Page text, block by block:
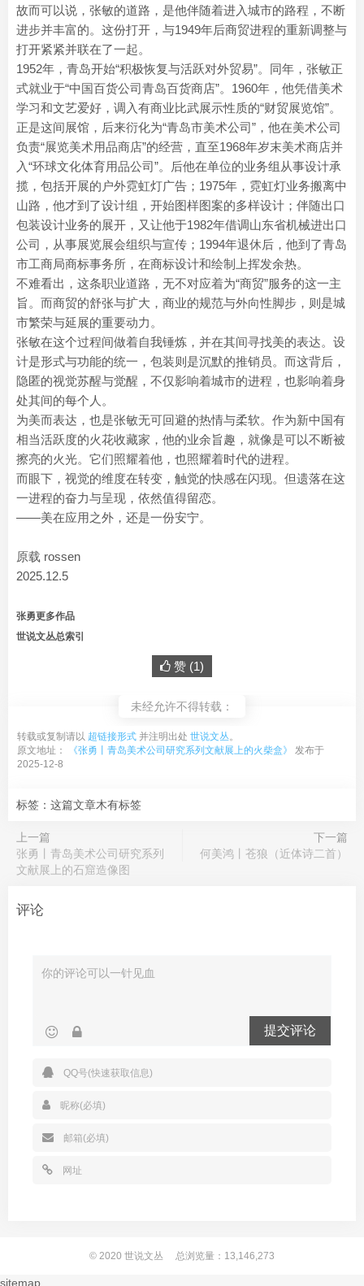
故而可以说，张敏的道路，是他伴随着进入城市的路程，不断
进步并丰富的。这份打开，与1949年后商贸进程的重新调整与
打开紧紧并联在了一起。
1952年，青岛开始“积极恢复与活跃对外贸易”。同年，张敏正
式就业于“中国百货公司青岛百货商店”。1960年，他凭借美术
学习和文艺爱好，调入有商业比武展示性质的“财贸展览馆”。
正是这间展馆，后来衍化为“青岛市美术公司”，他在美术公司
负责“展览美术用品商店”的经营，直至1968年岁末美术商店并
入“环球文化体育用品公司”。后他在单位的业务组从事设计承
揽，包括开展的户外霓虹灯广告；1975年，霓虹灯业务搬离中
山路，他才到了设计组，开始图样图案的多样设计；伴随出口
包装设计业务的展开，又让他于1982年借调山东省机械进出口
公司，从事展览展会组织与宣传；1994年退休后，他到了青岛
市工商局商标事务所，在商标设计和绘制上挥发余热。
不难看出，这条职业道路，无不对应着为“商贸”服务的这一主
旨。而商贸的舒张与扩大，商业的规范与外向性脚步，则是城
市繁荣与延展的重要动力。
张敏在这个过程间做着自我锤炼，并在其间寻找美的表达。设
计是形式与功能的统一，包装则是沉默的推销员。而这背后，
隐匿的视觉苏醒与觉醒，不仅影响着城市的进程，也影响着身
处其间的每个人。
为美而表达，也是张敏无可回避的热情与柔软。作为新中国有
相当活跃度的火花收藏家，他的业余旨趣，就像是可以不断被
擦亮的火光。它们照耀着他，也照耀着时代的进程。
而眼下，视觉的维度在转变，触觉的快感在闪现。但遗落在这
一进程的奋力与呈现，依然值得留恋。
——美在应用之外，还是一份安宁。
原载 rossen
2025.12.5
张勇更多作品
世说文丛总索引
赞 (1)
未经允许不得转载：
转载或复制请以 超链接形式 并注明出处 世说文丛。
原文地址：
《张勇丨青岛美术公司研究系列文献展上的火柴盒》
发布于
2025-12-8
标签：这篇文章木有标签
上一篇
张勇丨青岛美术公司研究系列
文献展上的石窟造像图
下一篇
何美鸿丨苍狼（近体诗二首）
评论
提交评论
© 2020 世说文丛 总浏览量：13,146,273
sitemap